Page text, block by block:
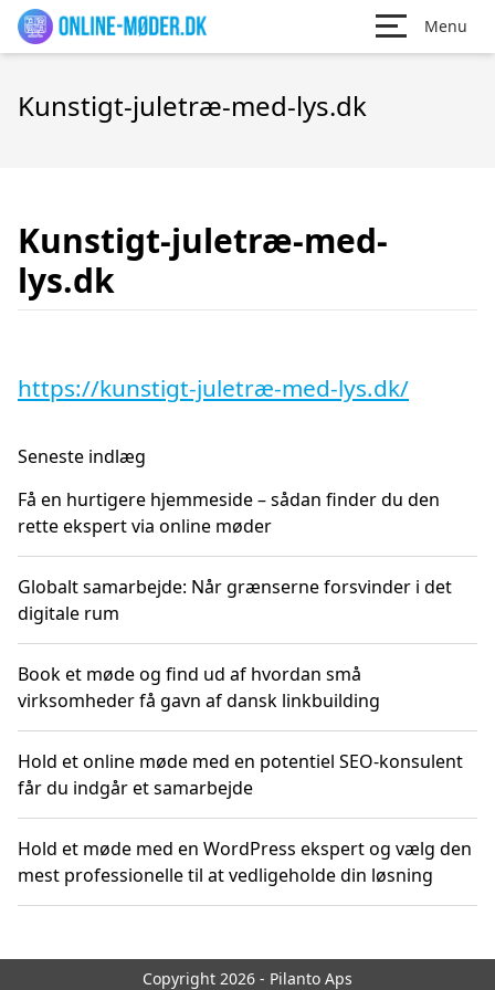
Menu
Kunstigt-juletræ-med-lys.dk
Kunstigt-juletræ-med-
lys.dk
https://kunstigt-juletræ-med-lys.dk/
Seneste indlæg
Få en hurtigere hjemmeside – sådan finder du den
rette ekspert via online møder
Globalt samarbejde: Når grænserne forsvinder i det
digitale rum
Book et møde og find ud af hvordan små
virksomheder få gavn af dansk linkbuilding
Hold et online møde med en potentiel SEO-konsulent
får du indgår et samarbejde
Hold et møde med en WordPress ekspert og vælg den
mest professionelle til at vedligeholde din løsning
Copyright 2026 - Pilanto Aps